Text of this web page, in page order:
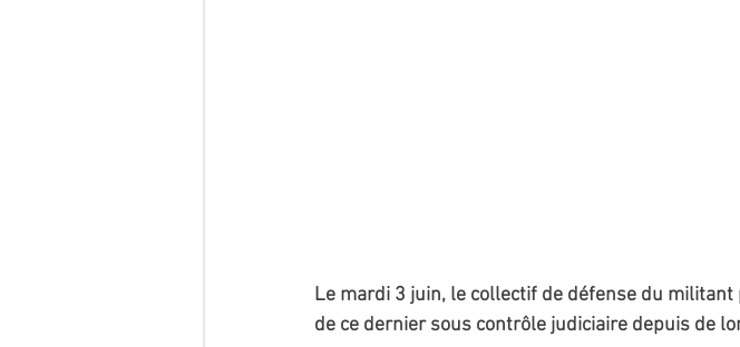
Le mardi 3 juin, le collectif de défense du
de ce dernier sous contrôle judiciaire depuis de